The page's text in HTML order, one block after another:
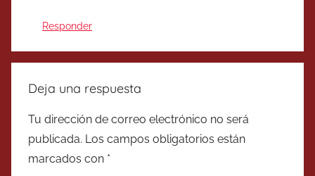
Responder
Deja una respuesta
Tu dirección de correo electrónico no será
publicada. Los campos obligatorios están
marcados con *